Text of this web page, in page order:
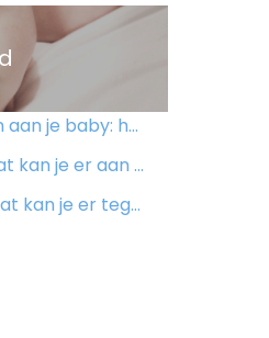
wanneer doe je dat?
je er aan doen?
er tegen doen?